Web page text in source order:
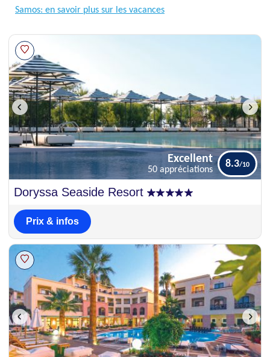
Samos: en savoir plus sur les vacances
Excellent
Doryssa Seaside Resort
Excellent
50 appréciations
8.3
Prix & infos